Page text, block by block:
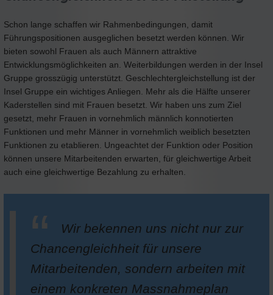
Schon lange schaffen wir Rahmenbedingungen, damit
Führungspositionen ausgeglichen besetzt werden können. Wir
bieten sowohl Frauen als auch Männern attraktive
Entwicklungsmöglichkeiten an. Weiterbildungen werden in der Insel
Gruppe grosszügig unterstützt. Geschlechtergleichstellung ist der
Insel Gruppe ein wichtiges Anliegen. Mehr als die Hälfte unserer
Kaderstellen sind mit Frauen besetzt. Wir haben uns zum Ziel
gesetzt, mehr Frauen in vornehmlich männlich konnotierten
Funktionen und mehr Männer in vornehmlich weiblich besetzten
Funktionen zu etablieren. Ungeachtet der Funktion oder Position
können unsere Mitarbeitenden erwarten, für gleichwertige Arbeit
auch eine gleichwertige Bezahlung zu erhalten.
Wir bekennen uns nicht nur zur
Chancengleichheit für unsere
Mitarbeitenden, sondern arbeiten mit
einem konkreten Massnahmeplan